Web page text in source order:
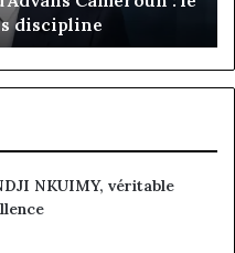
discipline
à
la
NKUIMY, véritable